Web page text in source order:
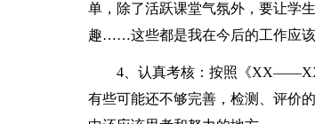
单，除了活跃课堂气氛外，要让学
趣……这些都是我在今后的工作应该
4、认真考核：按照《XX——XX
有些可能还不够完善，检测、评价